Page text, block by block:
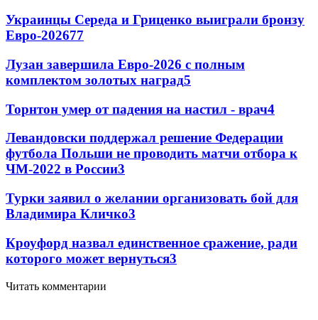
Украинцы Середа и Гриценко выиграли бронзу
Евро-202677
Лузан завершила Евро-2026 с полным
комплектом золотых наград5
Торнтон умер от падения на настил - врач4
Левандовски поддержал решение Федерации
футбола Польши не проводить матчи отбора к
ЧМ-2022 в России3
Турки заявил о желании организовать бой для
Владимира Кличко3
Кроуфорд назвал единственное сражение, ради
которого может вернуться3
Читать комментарии